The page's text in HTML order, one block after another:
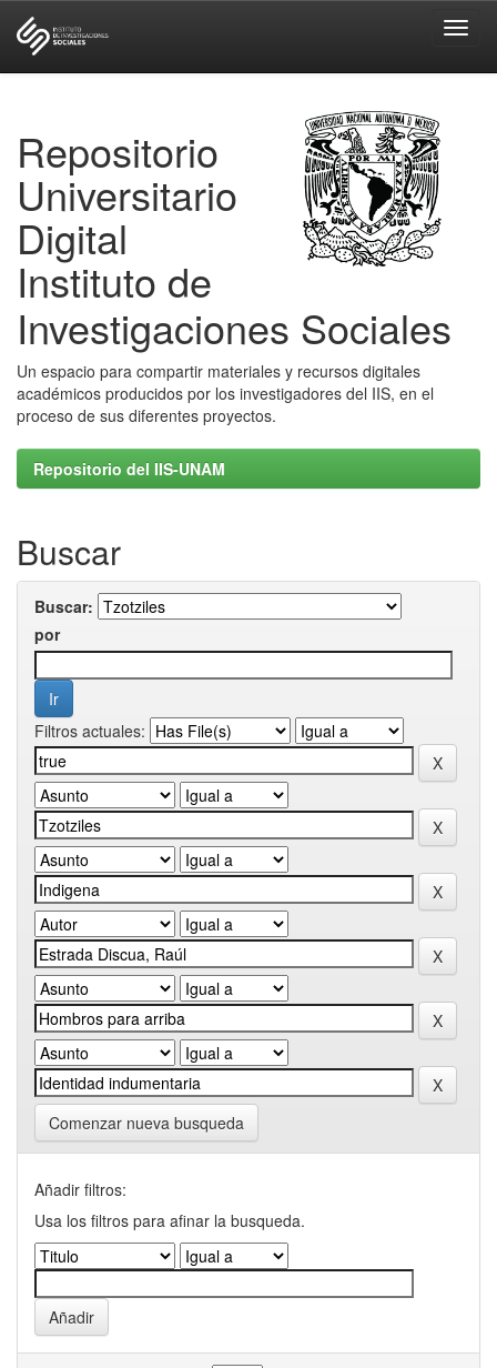
Repositorio
Universitario
Digital
Instituto de
Investigaciones Sociales
Un espacio para compartir materiales y recursos digitales
académicos producidos por los investigadores del IIS, en el
proceso de sus diferentes proyectos.
Repositorio del IIS-UNAM
Buscar
Buscar:
por
Filtros actuales:
Comenzar nueva busqueda
Añadir filtros:
Usa los filtros para afinar la busqueda.